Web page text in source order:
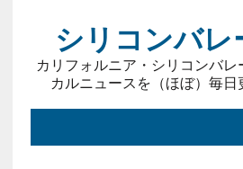
シリコンバレ
カリフォルニア・シリコンバ
カルニュースを（ほぼ）毎日